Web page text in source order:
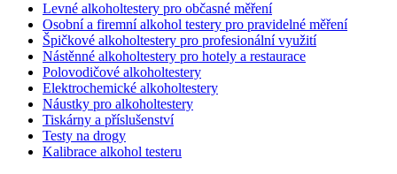
Levné alkoholtestery pro občasné měření
Osobní a firemní alkohol testery pro pravidelné měření
Špičkové alkoholtestery pro profesionální využití
Nástěnné alkoholtestery pro hotely a restaurace
Polovodičové alkoholtestery
Elektrochemické alkoholtestery
Náustky pro alkoholtestery
Tiskárny a příslušenství
Testy na drogy
Kalibrace alkohol testeru